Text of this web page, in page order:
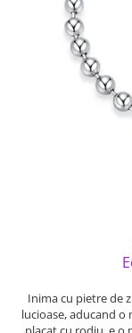
semipretioase
Bijuterii argint
Bijuterii argint cu
Bijuterii argint cu
Bijuterii de Lux
Bijuterii gotice si
Bijuterii Handmade
Bijuterii fantezie
Casete si cutii de
Solutii si lavete de
Inima cu pietre de
lucioase, aducand